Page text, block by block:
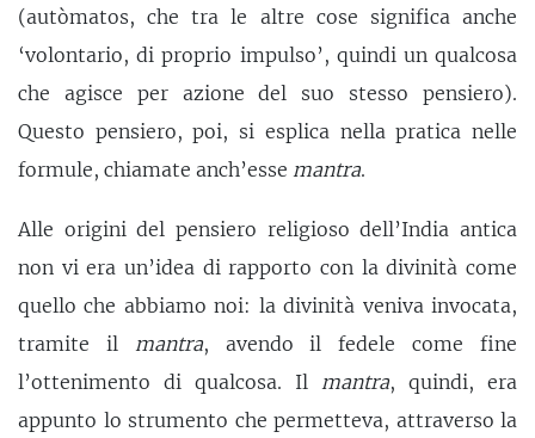
(autòmatos, che tra le altre cose significa anche
‘volontario, di proprio impulso’, quindi un qualcosa
che agisce per azione del suo stesso pensiero).
Questo pensiero, poi, si esplica nella pratica nelle
formule, chiamate anch’esse mantra.
Alle origini del pensiero religioso dell’India antica
non vi era un’idea di rapporto con la divinità come
quello che abbiamo noi: la divinità veniva invocata,
tramite il
mantra, avendo il fedele come fine
l’ottenimento di qualcosa. Il mantra, quindi, era
appunto lo strumento che permetteva, attraverso la